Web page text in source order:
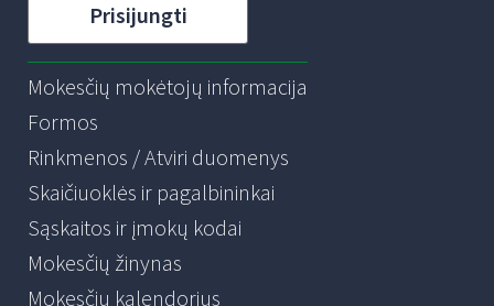
Prisijungti
Mokesčių mokėtojų informacija
Formos
Rinkmenos / Atviri duomenys
Skaičiuoklės ir pagalbininkai
Sąskaitos ir įmokų kodai
Mokesčių žinynas
Mokesčių kalendorius